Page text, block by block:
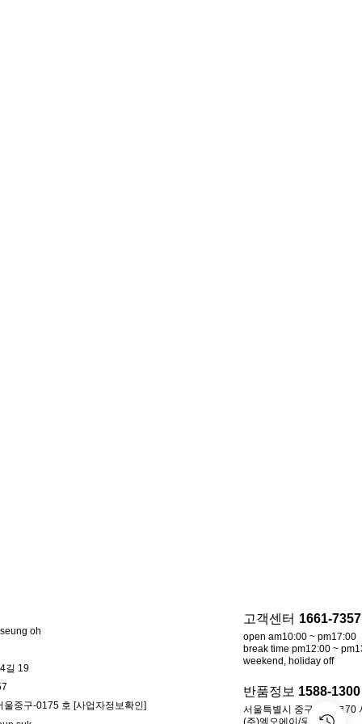
oh
길 19
울중구-0175 호 [사업자정보확인]
고객센터 1661-7357
open am10:00 ~ pm17:00
break time pm12:00 ~
weekend, holiday off
반품정보 1588-1300
서울특별시 중구 소공로70